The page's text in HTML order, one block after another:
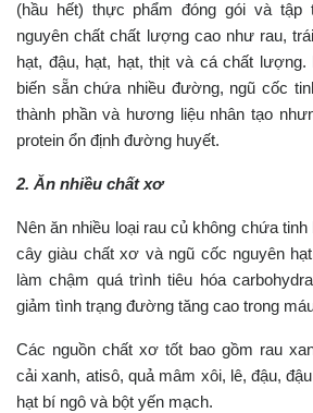
(hầu hết) thực phẩm đóng gói và tập
nguyên chất chất lượng cao như rau,
hạt, đậu, hạt, hạt, thịt và cá chất
biến sẵn chứa nhiều đường, ngũ cốc
thành phần và hương liệu nhân tạo
protein ổn định đường huyết.
2. Ăn nhiều chất xơ
Nên ăn nhiều loại rau củ không chứa
cây giàu chất xơ và ngũ cốc nguyên
làm chậm quá trình tiêu hóa
giảm tình trạng đường tăng cao trong
Các nguồn chất xơ tốt bao gồm rau
cải xanh, atisô, quả mâm xôi, lê, đậu,
hạt bí ngô và bột yến mạch.